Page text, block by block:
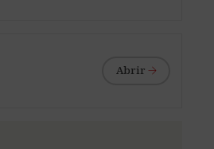
Abrir arrow_forward